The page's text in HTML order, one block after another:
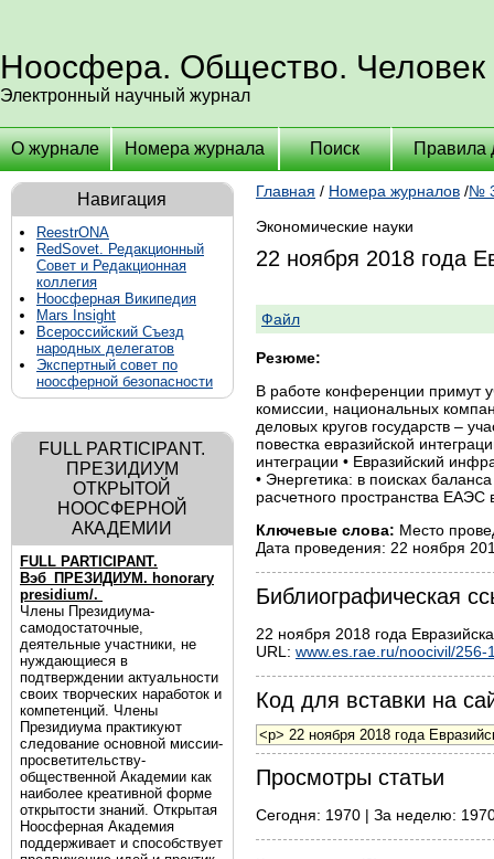
Ноосфера. Общество. Человек
Электронный научный журнал
О журнале Номера журнала Поиск Правила
Навигация
ReestrONA
RedSovet. Редакционный
Совет и Редакционная
коллегия
Ноосферная Википедия
Mars Insight
Всероссийский Съезд
народных делегатов
Экспертный совет по
ноосферной безопасности
FULL PARTICIPANT.
ПРЕЗИДИУМ
ОТКРЫТОЙ
НООСФЕРНОЙ
АКАДЕМИИ
FULL PARTICIPANT.
Вэб_ПРЕЗИДИУМ. honorary
presidium/.
Члены Президиума-
самодостаточные,
деятельные участники, не
нуждающиеся в
подтверждении актуальности
своих творческих наработок и
компетенций. Члены
Президиума практикуют
следование основной миссии-
просветительству-
общественной Академии как
наиболее креативной форме
открытости знаний. Открытая
Ноосферная Академия
поддерживает и способствует
Главная / Номера журналов /№
Экономические науки
22 ноября 2018 года
Файл
Резюме:
В работе конференции примут
комиссии, национальных
деловых кругов государств –
повестка евразийской
интеграции • Евразийский
• Энергетика: в поисках
расчетного пространства
Ключевые слова: Место
Дата проведения: 22 ноября
Библиографическая
22 ноября 2018 года
URL: www.es.rae.ru/noocivil/256-
Код для вставки на
Просмотры статьи
Сегодня: 1970 | За неделю: